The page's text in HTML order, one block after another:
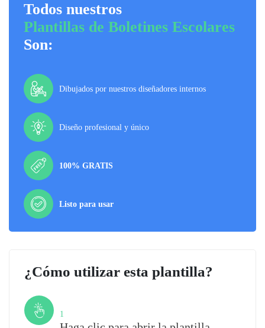
Todos nuestros
Plantillas de Boletines Escolares
Son:
Dibujados por nuestros diseñadores internos
Diseño profesional y único
100% GRATIS
Listo para usar
¿Cómo utilizar esta plantilla?
1